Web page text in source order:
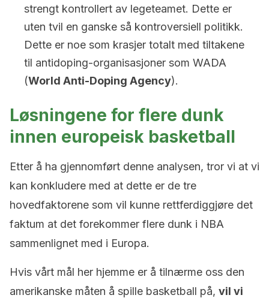
strengt kontrollert av legeteamet. Dette er
uten tvil en ganske så kontroversiell politikk.
Dette er noe som krasjer totalt med tiltakene
til antidoping-organisasjoner som WADA
(World Anti-Doping Agency).
Løsningene for flere dunk
innen europeisk basketball
Etter å ha gjennomført denne analysen, tror vi at vi
kan konkludere med at dette er de tre
hovedfaktorene som vil kunne rettferdiggjøre det
faktum at det forekommer flere dunk i NBA
sammenlignet med i Europa.
Hvis vårt mål her hjemme er å tilnærme oss den
amerikanske måten å spille basketball på, vil vi